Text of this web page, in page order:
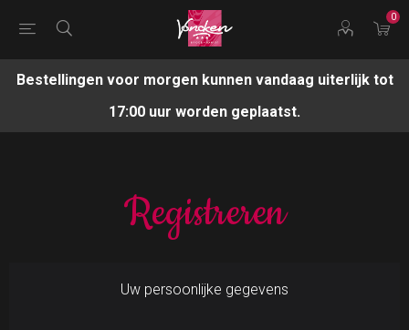
0
Bestellingen voor morgen kunnen vandaag uiterlijk tot
17:00 uur worden geplaatst.
Registreren
Uw persoonlijke gegevens